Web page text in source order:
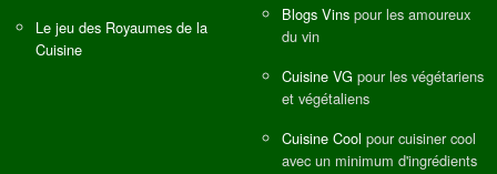
Le jeu des Royaumes de la
Cuisine
Blogs Vins pour les amoureux
du vin
Cuisine VG pour les végétariens
et végétaliens
Cuisine Cool pour cuisiner cool
avec un minimum d'ingrédients